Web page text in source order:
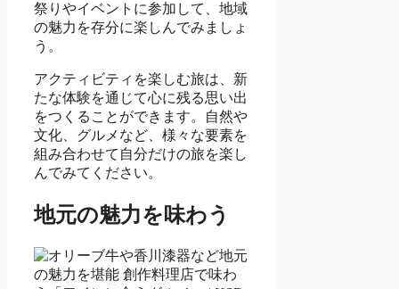
祭りやイベントに参加して、地域
の魅力を存分に楽しんでみましょ
う。
アクティビティを楽しむ旅は、新
たな体験を通じて心に残る思い出
をつくることができます。自然や
文化、グルメなど、様々な要素を
組み合わせて自分だけの旅を楽し
んでみてください。
地元の魅力を味わう